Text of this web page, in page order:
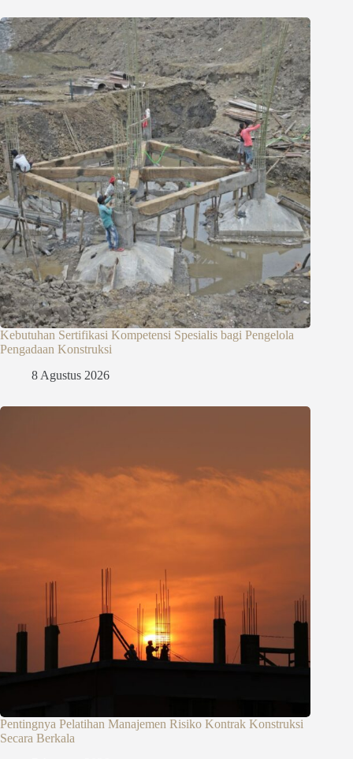
Kebutuhan Sertifikasi Kompetensi Spesialis bagi Pengelola
Pengadaan Konstruksi
8 Agustus 2026
Pentingnya Pelatihan Manajemen Risiko Kontrak Konstruksi
Secara Berkala